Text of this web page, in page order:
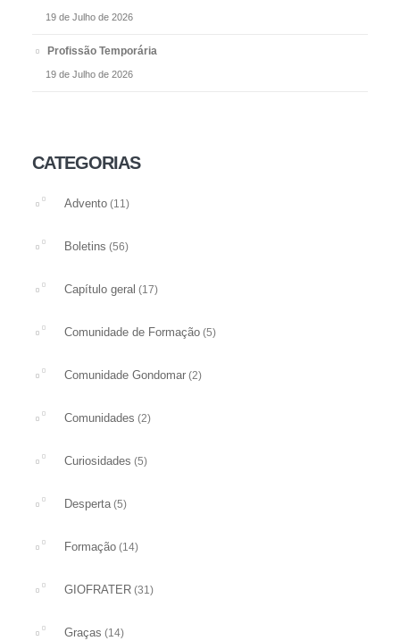
19 de Julho de 2026
Profissão Temporária
19 de Julho de 2026
CATEGORIAS
Advento (11)
Boletins (56)
Capítulo geral (17)
Comunidade de Formação (5)
Comunidade Gondomar (2)
Comunidades (2)
Curiosidades (5)
Desperta(5)
Formação (14)
GIOFRATER (31)
Graças (14)